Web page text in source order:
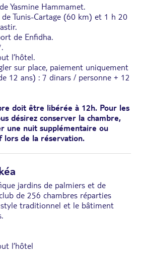
Yasmine Hammamet.
Tunis-Cartage (60 km) et 1 h 20
de Enfidha.
l’hôtel.
sur place, paiement uniquement
12 ans) : 7 dinars / personne + 12
doit être libérée à 12h. Pour les
désirez conserver la chambre,
une nuit supplémentaire ou
de la réservation.
jardins de palmiers et de
de 256 chambres réparties
traditionnel et le bâtiment
l’hôtel